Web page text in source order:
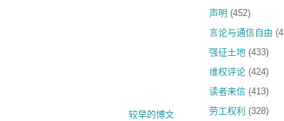
较早的博文
声明 (452)
言论与通信自由
强征土地 (433)
维权评论 (424)
读者来信 (413)
劳工权利 (328)